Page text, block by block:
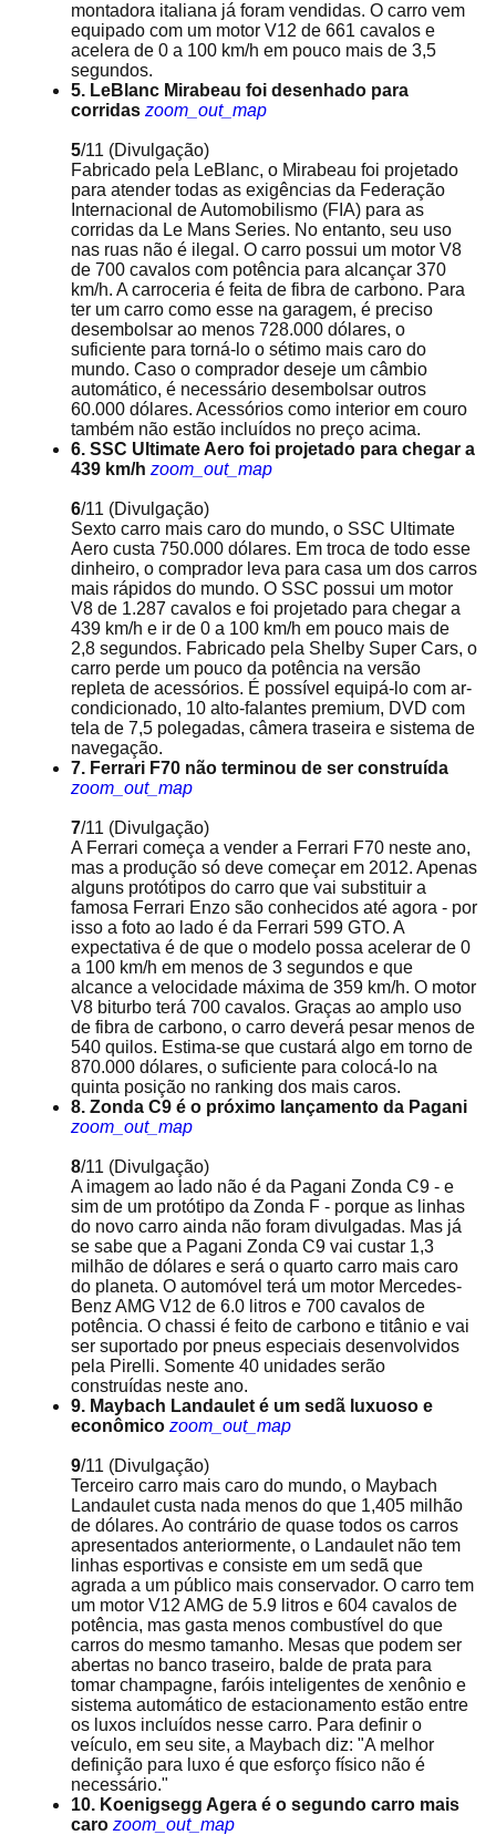
montadora italiana já foram vendidas. O carro vem
equipado com um motor V12 de 661 cavalos e
acelera de 0 a 100 km/h em pouco mais de 3,5
segundos.
5. LeBlanc Mirabeau foi desenhado para
corridas zoom_out_map
5/11 (Divulgação)
Fabricado pela LeBlanc, o Mirabeau foi projetado
para atender todas as exigências da Federação
Internacional de Automobilismo (FIA) para as
corridas da Le Mans Series. No entanto, seu uso
nas ruas não é ilegal. O carro possui um motor V8
de 700 cavalos com potência para alcançar 370
km/h. A carroceria é feita de fibra de carbono. Para
ter um carro como esse na garagem, é preciso
desembolsar ao menos 728.000 dólares, o
suficiente para torná-lo o sétimo mais caro do
mundo. Caso o comprador deseje um câmbio
automático, é necessário desembolsar outros
60.000 dólares. Acessórios como interior em couro
também não estão incluídos no preço acima.
6. SSC Ultimate Aero foi projetado para chegar a
439 km/h zoom_out_map
6/11 (Divulgação)
Sexto carro mais caro do mundo, o SSC Ultimate
Aero custa 750.000 dólares. Em troca de todo esse
dinheiro, o comprador leva para casa um dos carros
mais rápidos do mundo. O SSC possui um motor
V8 de 1.287 cavalos e foi projetado para chegar a
439 km/h e ir de 0 a 100 km/h em pouco mais de
2,8 segundos. Fabricado pela Shelby Super Cars, o
carro perde um pouco da potência na versão
repleta de acessórios. É possível equipá-lo com ar-
condicionado, 10 alto-falantes premium, DVD com
tela de 7,5 polegadas, câmera traseira e sistema de
navegação.
7. Ferrari F70 não terminou de ser construída
zoom_out_map
7/11 (Divulgação)
A Ferrari começa a vender a Ferrari F70 neste ano,
mas a produção só deve começar em 2012. Apenas
alguns protótipos do carro que vai substituir a
famosa Ferrari Enzo são conhecidos até agora - por
isso a foto ao lado é da Ferrari 599 GTO. A
expectativa é de que o modelo possa acelerar de 0
a 100 km/h em menos de 3 segundos e que
alcance a velocidade máxima de 359 km/h. O motor
V8 biturbo terá 700 cavalos. Graças ao amplo uso
de fibra de carbono, o carro deverá pesar menos de
540 quilos. Estima-se que custará algo em torno de
870.000 dólares, o suficiente para colocá-lo na
quinta posição no ranking dos mais caros.
8. Zonda C9 é o próximo lançamento da Pagani
zoom_out_map
8/11 (Divulgação)
A imagem ao lado não é da Pagani Zonda C9 - e
sim de um protótipo da Zonda F - porque as linhas
do novo carro ainda não foram divulgadas. Mas já
se sabe que a Pagani Zonda C9 vai custar 1,3
milhão de dólares e será o quarto carro mais caro
do planeta. O automóvel terá um motor Mercedes-
Benz AMG V12 de 6.0 litros e 700 cavalos de
potência. O chassi é feito de carbono e titânio e vai
ser suportado por pneus especiais desenvolvidos
pela Pirelli. Somente 40 unidades serão
construídas neste ano.
9. Maybach Landaulet é um sedã luxuoso e
econômico zoom_out_map
9/11 (Divulgação)
Terceiro carro mais caro do mundo, o Maybach
Landaulet custa nada menos do que 1,405 milhão
de dólares. Ao contrário de quase todos os carros
apresentados anteriormente, o Landaulet não tem
linhas esportivas e consiste em um sedã que
agrada a um público mais conservador. O carro tem
um motor V12 AMG de 5.9 litros e 604 cavalos de
potência, mas gasta menos combustível do que
carros do mesmo tamanho. Mesas que podem ser
abertas no banco traseiro, balde de prata para
tomar champagne, faróis inteligentes de xenônio e
sistema automático de estacionamento estão entre
os luxos incluídos nesse carro. Para definir o
veículo, em seu site, a Maybach diz: "A melhor
definição para luxo é que esforço físico não é
necessário."
10. Koenigsegg Agera é o segundo carro mais
caro zoom_out_map